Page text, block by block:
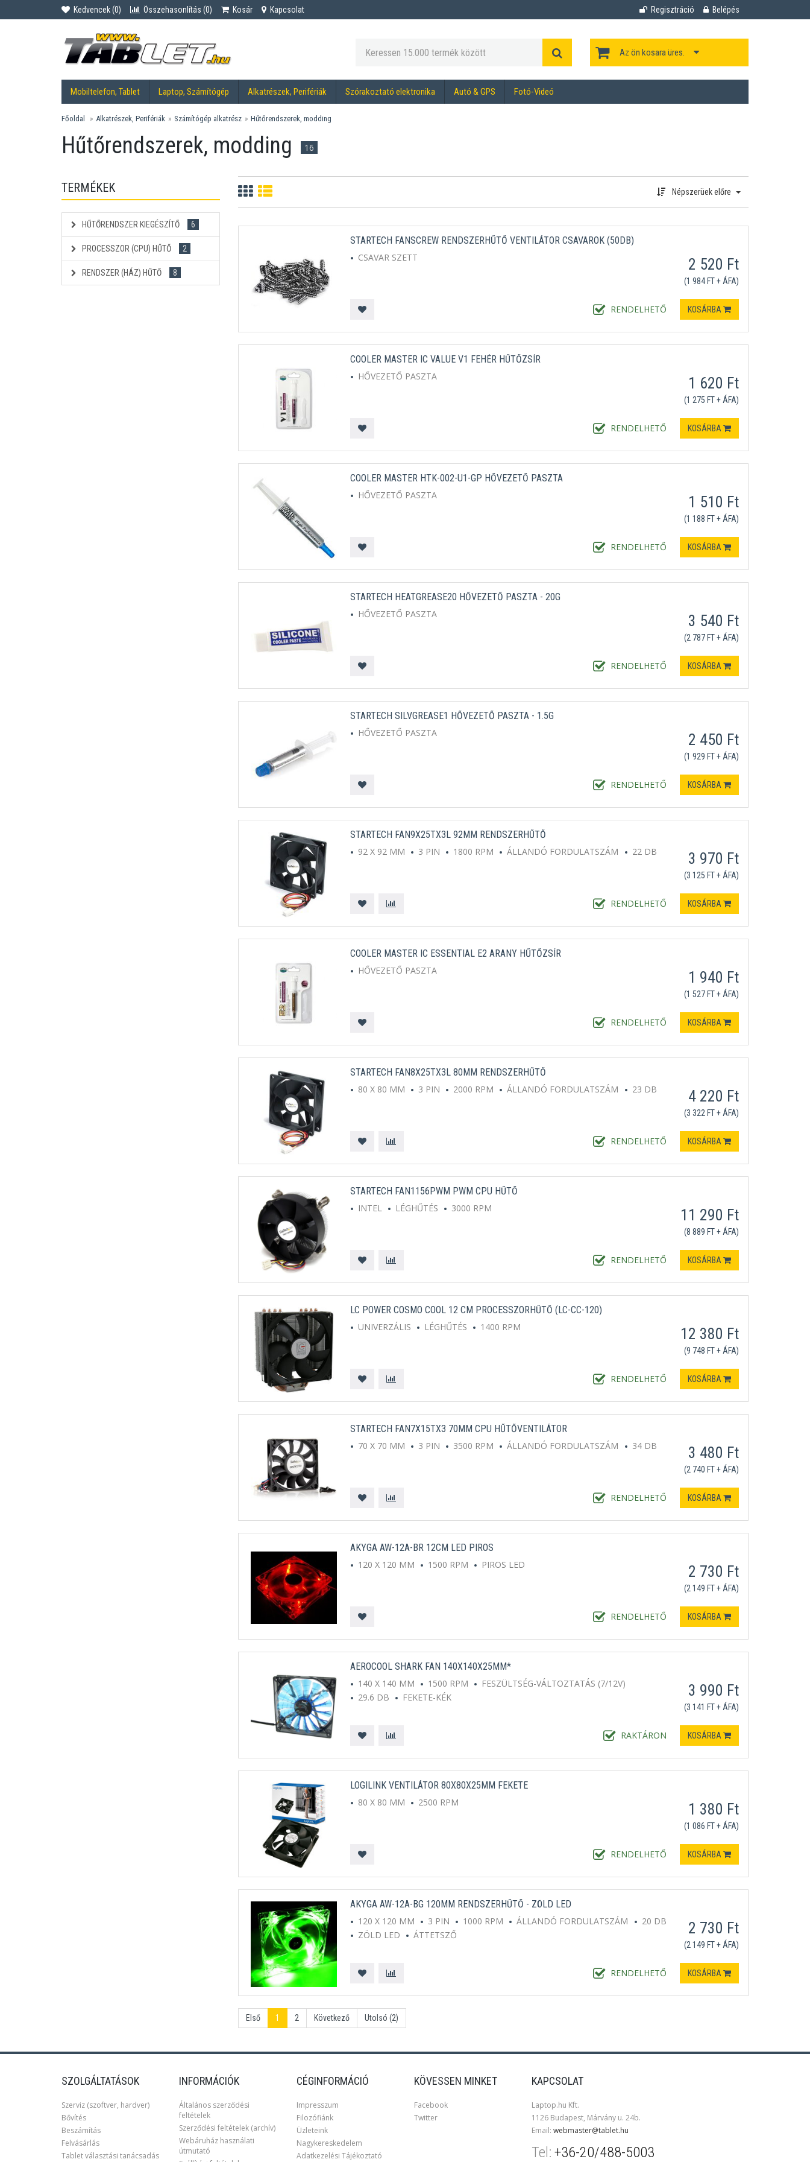
Kedvencek (0) Összehasonlítás (0) Kosár Kapcsolat Regisztráció Belépés
Az ön kosara üres.
Mobiltelefon, Tablet Laptop, Számítógép Alkatrészek, Perifériák Szórakoztató elektronika Autó & GPS Fotó-Videó
Főoldal Alkatrészek, Perifériák Számítógép alkatrész Hűtőrendszerek, modding
Hűtőrendszerek, modding 16
TERMÉKEK
HŰTŐRENDSZER KIEGÉSZÍTŐ 6
PROCESSZOR (CPU) HŰTŐ 2
RENDSZER (HÁZ) HŰTŐ 8
Népszerüek előre
STARTECH FANSCREW RENDSZERHŰTŐ VENTILÁTOR CSAVAROK (50DB)
CSAVAR SZETT
RENDELHETŐ
2 520 Ft
(1 984 FT + ÁFA)
KOSÁRBA
COOLER MASTER IC VALUE V1 FEHÉR HŰTŐZSÍR
HŐVEZETŐ PASZTA
RENDELHETŐ
1 620 Ft
(1 275 FT + ÁFA)
KOSÁRBA
COOLER MASTER HTK-002-U1-GP HŐVEZETŐ PASZTA
HŐVEZETŐ PASZTA
RENDELHETŐ
1 510 Ft
(1 188 FT + ÁFA)
KOSÁRBA
STARTECH HEATGREASE20 HŐVEZETŐ PASZTA - 20G
HŐVEZETŐ PASZTA
RENDELHETŐ
3 540 Ft
(2 787 FT + ÁFA)
KOSÁRBA
STARTECH SILVGREASE1 HŐVEZETŐ PASZTA - 1.5G
HŐVEZETŐ PASZTA
RENDELHETŐ
2 450 Ft
(1 929 FT + ÁFA)
KOSÁRBA
STARTECH FAN9X25TX3L 92MM RENDSZERHŰTŐ
92 X 92 MM
3 PIN 1800 RPM ÁLLANDÓ FORDULATSZÁM 22 DB
RENDELHETŐ
3 970 Ft
(3 125 FT + ÁFA)
KOSÁRBA
COOLER MASTER IC ESSENTIAL E2 ARANY HŰTŐZSÍR
HŐVEZETŐ PASZTA
RENDELHETŐ
1 940 Ft
(1 527 FT + ÁFA)
KOSÁRBA
STARTECH FAN8X25TX3L 80MM RENDSZERHŰTŐ
80 X 80 MM
3 PIN 2000 RPM ÁLLANDÓ FORDULATSZÁM 23 DB
RENDELHETŐ
4 220 Ft
(3 322 FT + ÁFA)
KOSÁRBA
STARTECH FAN1156PWM PWM CPU HŰTŐ
INTEL
LÉGHŰTÉS 3000 RPM
RENDELHETŐ
11 290 Ft
(8 889 FT + ÁFA)
KOSÁRBA
LC POWER COSMO COOL 12 CM PROCESSZORHŰTŐ (LC-CC-120)
UNIVERZÁLIS
LÉGHŰTÉS 1400 RPM
RENDELHETŐ
12 380 Ft
(9 748 FT + ÁFA)
KOSÁRBA
STARTECH FAN7X15TX3 70MM CPU HŰTŐVENTILÁTOR
70 X 70 MM
3 PIN 3500 RPM ÁLLANDÓ FORDULATSZÁM 34 DB
RENDELHETŐ
3 480 Ft
(2 740 FT + ÁFA)
KOSÁRBA
AKYGA AW-12A-BR 12CM LED PIROS
120 X 120 MM
1500 RPM PIROS LED
RENDELHETŐ
2 730 Ft
(2 149 FT + ÁFA)
KOSÁRBA
AEROCOOL SHARK FAN 140X140X25MM*
140 X 140 MM
1500 RPM
FESZÜLTSÉG-VÁLTOZTATÁS (7/12V)
29.6 DB
FEKETE-KÉK
RAKTÁRON
3 990 Ft
(3 141 FT + ÁFA)
KOSÁRBA
LOGILINK VENTILÁTOR 80X80X25MM FEKETE
80 X 80 MM
2500 RPM
RENDELHETŐ
1 380 Ft
(1 086 FT + ÁFA)
KOSÁRBA
AKYGA AW-12A-BG 120MM RENDSZERHŰTŐ - ZÖLD LED
120 X 120 MM
3 PIN 1000 RPM ÁLLANDÓ FORDULATSZÁM
20 DB
ZÖLD LED
ÁTTETSZŐ
RENDELHETŐ
2 730 Ft
(2 149 FT + ÁFA)
KOSÁRBA
Első 1 2 Következő Utolsó (2)
SZOLGÁLTATÁSOK
Szerviz (szoftver, hardver)
Bővítés
Beszámítás
Felvásárlás
Tablet választási tanácsadás
INFORMÁCIÓK
Általános szerződési
feltételek
Szerződési feltételek (archív)
Webáruház használati
útmutató
CÉGINFORMÁCIÓ
Impresszum
Filozófiánk
Üzleteink
Nagykereskedelem
Adatkezelési Tájékoztató
KÖVESSEN MINKET
Facebook
Twitter
KAPCSOLAT
Laptop.hu Kft.
1126 Budapest, Márvány u. 24b.
Email: webmaster@tablet.hu
Tel: +36-20/488-5003